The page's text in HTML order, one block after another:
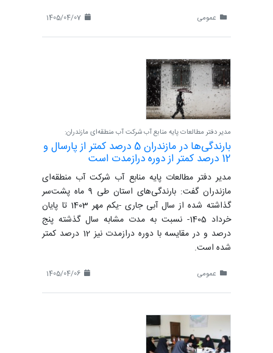
عمومی
مدیر دفتر مطالعات پایه منابع آب شرکت آب منطقه‌ای مازندران:
بارندگی‌ها در مازندران 5 درصد کمتر از پارسال و
12 درصد کمتر از دوره درازمدت است
مدیر دفتر مطالعات پایه منابع آب شرکت آب منطقه‌ای
مازندران گفت: بارندگی‌های استان طی 9 ماه پشت‌سر
گذاشته شده از سال آبی جاری -یکم مهر 1403 تا پایان
خرداد 1405- نسبت به مدت مشابه سال گذشته پنج
درصد و در مقایسه با دوره درازمدت نیز 12 درصد کمتر
شده است.
عمومی